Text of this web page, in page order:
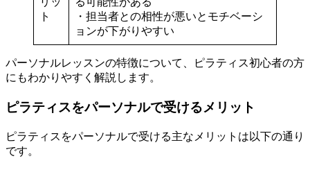
ト
・担当者との相性が悪いとモチベーシ
ョンが下がりやすい
パーソナルレッスンの特徴について、ピラティス初心者の方
にもわかりやすく解説します。
ピラティスをパーソナルで受けるメリット
ピラティスをパーソナルで受ける主なメリットは以下の通り
です。